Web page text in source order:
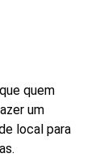
quem
um
local para